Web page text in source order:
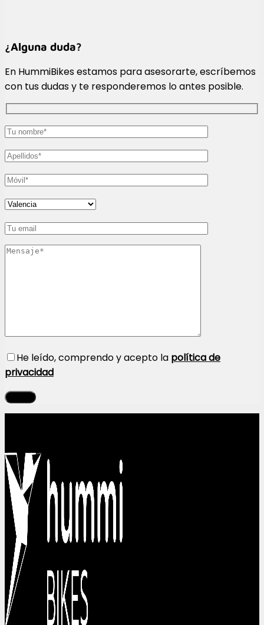
¿Alguna duda?
En HummiBikes estamos para asesorarte, escríbemos
con tus dudas y te responderemos lo antes posible.
He leído, comprendo y acepto la política de
privacidad